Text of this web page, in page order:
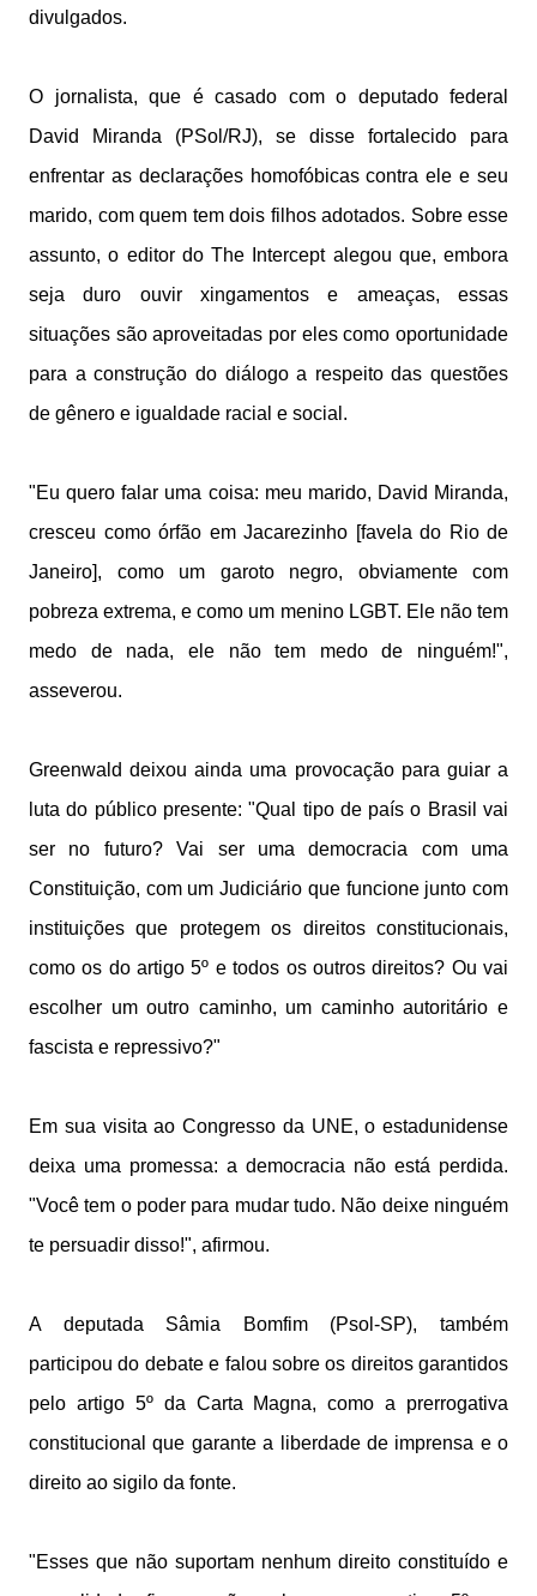
divulgados.
O jornalista, que é casado com o deputado federal
David Miranda (PSol/RJ), se disse fortalecido para
enfrentar as declarações homofóbicas contra ele e seu
marido, com quem tem dois filhos adotados. Sobre esse
assunto, o editor do The Intercept alegou que, embora
seja duro ouvir xingamentos e ameaças, essas
situações são aproveitadas por eles como oportunidade
para a construção do diálogo a respeito das questões
de gênero e igualdade racial e social.
"Eu quero falar uma coisa: meu marido, David Miranda,
cresceu como órfão em Jacarezinho [favela do Rio de
Janeiro], como um garoto negro, obviamente com
pobreza extrema, e como um menino LGBT. Ele não tem
medo de nada, ele não tem medo de ninguém!",
asseverou.
Greenwald deixou ainda uma provocação para guiar a
luta do público presente: "Qual tipo de país o Brasil vai
ser no futuro? Vai ser uma democracia com uma
Constituição, com um Judiciário que funcione junto com
instituições que protegem os direitos constitucionais,
como os do artigo 5º e todos os outros direitos? Ou vai
escolher um outro caminho, um caminho autoritário e
fascista e repressivo?"
Em sua visita ao Congresso da UNE, o estadunidense
deixa uma promessa: a democracia não está perdida.
"Você tem o poder para mudar tudo. Não deixe ninguém
te persuadir disso!", afirmou.
A deputada Sâmia Bomfim (Psol-SP), também
participou do debate e falou sobre os direitos garantidos
pelo artigo 5º da Carta Magna, como a prerrogativa
constitucional que garante a liberdade de imprensa e o
direito ao sigilo da fonte.
"Esses que não suportam nenhum direito constituído e